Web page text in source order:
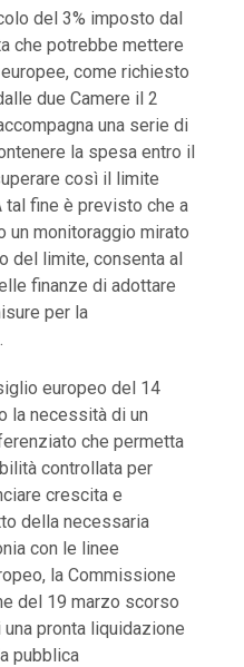
del 3% imposto dal
che potrebbe mettere
come richiesto
due Camere il 2
una serie di
la spesa entro il
così il limite
tal fine è previsto che a
un monitoraggio mirato
del limite, consenta al
finanze di adottare
per la
europeo del 14
la necessità di un
che permetta
controllata per
crescita e
della necessaria
con le linee
la Commissione
del 19 marzo scorso
pronta liquidazione
pubblica